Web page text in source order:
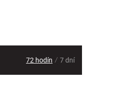
72 hodín / 7 dní